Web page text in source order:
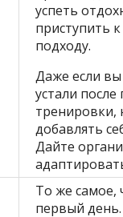
успеть
приступить
подходу.
Даже если
устали
тренировки,
добавлять
Дайте
То же самое,
первый день.